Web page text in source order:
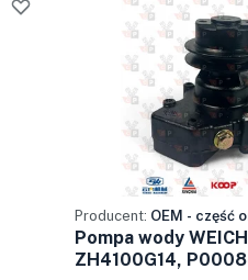
Producent: OEM - część
Pompa wody
ZH4100G14,